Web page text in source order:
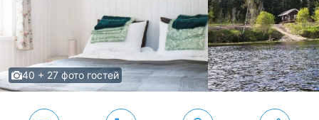
40 + 27 фото гостей